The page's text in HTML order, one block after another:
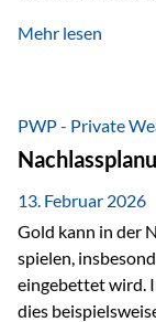
Wer Vermögen
Liechtenstein
Euro, mit einem
Und genau an
Mehr lesen
PWP - Private
13. Februar 2026
Gold kann in der
spielen,
eingebettet wird.
dies